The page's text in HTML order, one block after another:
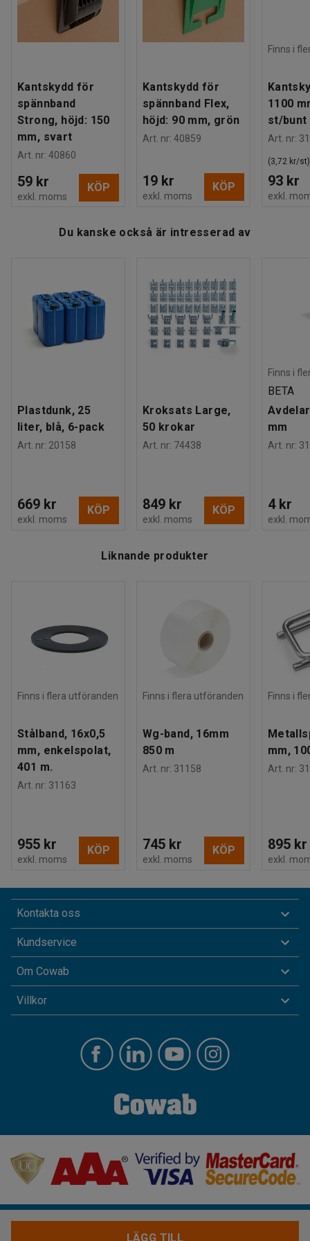
Kantskydd för
spännband
Strong, höjd: 150
mm, svart
Art. nr: 40860
59 kr
exkl. moms
KÖP
Kantskydd för
spännband Flex,
höjd: 90 mm, grön
Art. nr: 40859
19 kr
exkl. moms
KÖP
Finns i
1100
st/bunt
Art. nr:
93 kr
(3,72 kr/st)
exkl.
Du kanske också är intresserad av
Plastdunk, 25
liter, blå, 6-pack
Art. nr: 20158
669 kr
exkl. moms
KÖP
Kroksats Large,
50 krokar
Art. nr: 74438
849 kr
exkl. moms
KÖP
Finns i
BETA
mm
Art. nr:
4 kr
exkl.
Liknande produkter
Finns i flera utföranden
Stålband, 16x0,5
mm, enkelspolat,
401 m.
Art. nr: 31163
955 kr
exkl. moms
KÖP
Finns i flera utföranden
Wg-band, 16mm
850 m
Art. nr: 31158
745 kr
exkl. moms
KÖP
Finns i
mm,
Art. nr:
895 kr
exkl.
Kontakta oss
Kundservice
Om Cowab
Villkor
LÄGG TILL